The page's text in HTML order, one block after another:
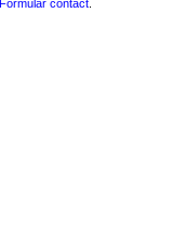
Formular contact.